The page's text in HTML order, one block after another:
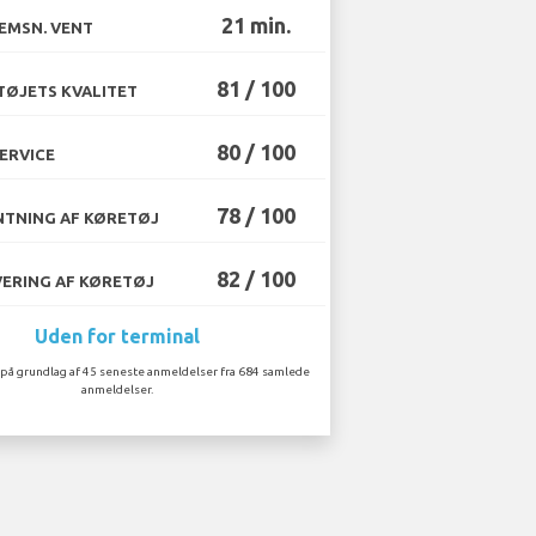
VENT 21 min.
KVALITET 81 / 100
80 / 100
AF KØRETØJ 78 / 100
AF KØRETØJ 82 / 100
Uden for terminal
grundlag af 45 seneste anmeldelser fra 684 samlede
anmeldelser.